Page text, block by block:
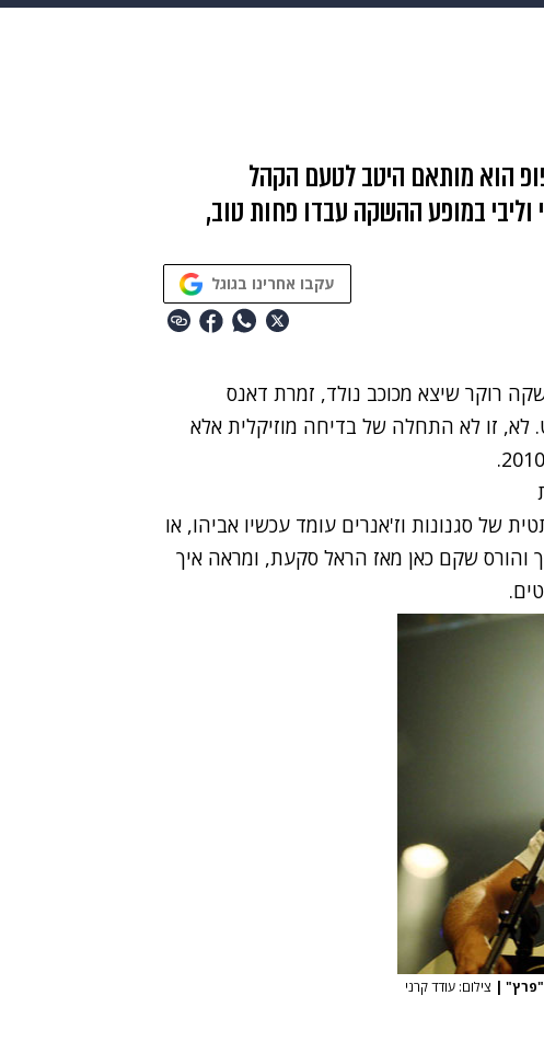
הוא מותאם היטב לטעם הקהל
וליבי במופע ההשקה עבדו פחות טוב,
עקבו אחרינו בגוגל
רוקר שיצא מכוכב נולד, זמרת דאנס
לא, זו לא התחלה של בדיחה מוזיקלית אלא
של סגנונות וז'אנרים עומד עכשיו אביהו, או
והורס שקם כאן מאז הראל סקעת, ומראה איך
"פרץ" | צילום: עודד קרני